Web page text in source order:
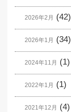
2026年2月 (42)
2026年1月 (34)
2024年11月 (1)
2022年1月 (1)
2021年12月 (4)